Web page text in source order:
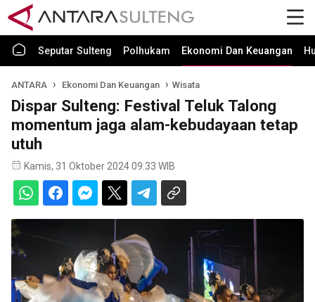
Seputar Sulteng Polhukam Ekonomi Dan Keuangan
ANTARA Ekonomi Dan Keuangan Wisata
Dispar Sulteng: Festival Teluk Talong
momentum jaga alam-kebudayaan tetap
utuh
Kamis, 31 Oktober 2024 09:33 WIB